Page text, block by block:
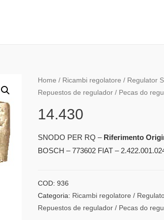
Home / Ricambi regolatore / Regulator
Repuestos de regulador / Pecas do
14.430
SNODO PER RQ – Riferimento
BOSCH – 773602 FIAT –
COD:936
Categoria: Ricambi regolatore /
Repuestos de regulador / Pecas do